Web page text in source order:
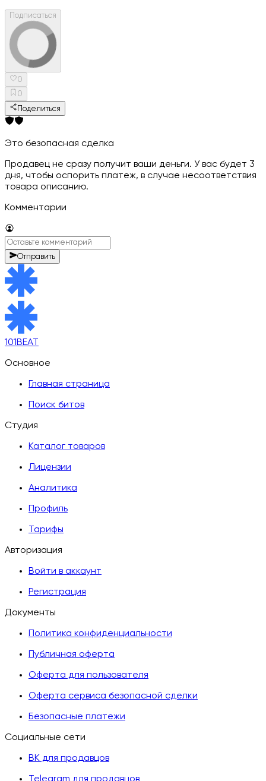
Подписаться
0
0
Поделиться
Это безопасная сделка
Продавец не сразу получит ваши деньги. У вас будет 3
дня, чтобы оспорить платеж, в случае несоответствия
товара описанию.
Комментарии
Отправить
101BEAT
Основное
Главная страница
Поиск битов
Студия
Каталог товаров
Лицензии
Аналитика
Профиль
Тарифы
Авторизация
Войти в аккаунт
Регистрация
Документы
Политика конфиденциальности
Публичная оферта
Оферта для пользователя
Оферта сервиса безопасной сделки
Безопасные платежи
Социальные сети
ВК для продавцов